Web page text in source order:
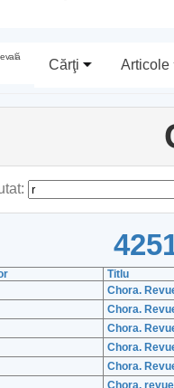
Cărţi Articole
Titlu
Chora.
Chora.
Chora.
Chora.
Chora.
Chora,